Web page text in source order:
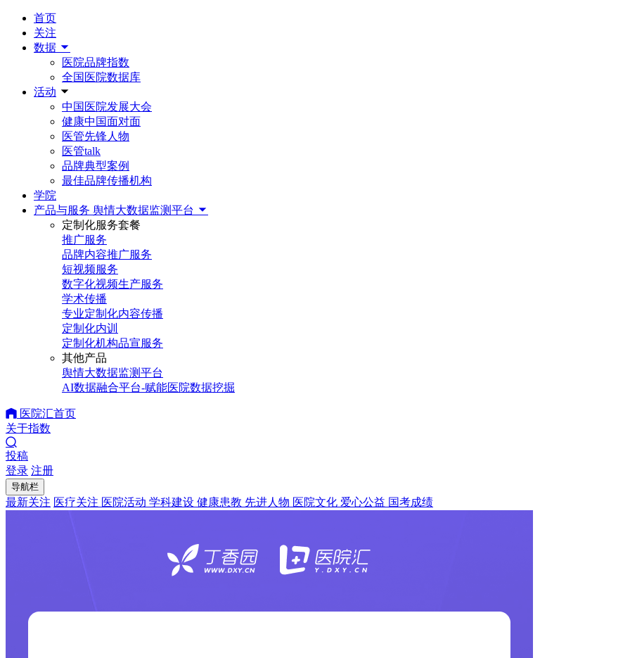
首页
关注
数据
医院品牌指数
全国医院数据库
活动
中国医院发展大会
健康中国面对面
医管先锋人物
医管talk
品牌典型案例
最佳品牌传播机构
学院
产品与服务 舆情大数据监测平台
定制化服务套餐
推广服务
品牌内容推广服务
短视频服务
数字化视频生产服务
学术传播
专业定制化内容传播
定制化内训
定制化机构品宣服务
其他产品
舆情大数据监测平台
AI数据融合平台-赋能医院数据挖掘
医院汇首页
关于指数
投稿
登录 注册
导航栏
最新关注 医疗关注 医院活动 学科建设 健康患教 先进人物 医院文化 爱心公益 国考成绩